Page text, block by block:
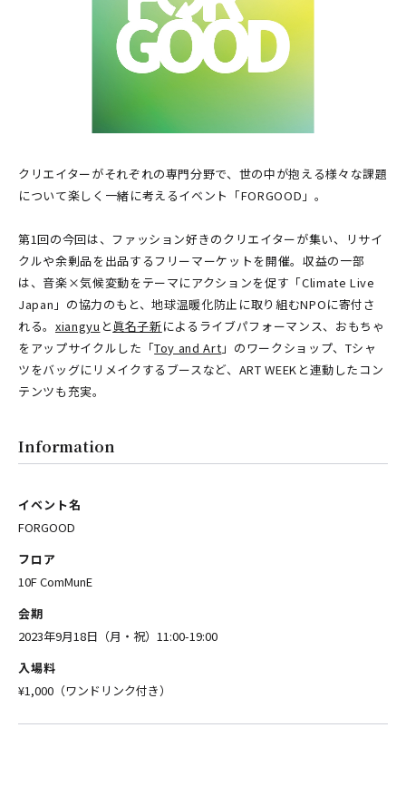
クリエイターがそれぞれの専門分野で、世の中が抱える様々な課題
について楽しく一緒に考えるイベント「FORGOOD」。
第1回の今回は、ファッション好きのクリエイターが集い、リサイ
クルや余剰品を出品するフリーマーケットを開催。収益の一部
は、音楽×気候変動をテーマにアクションを促す「Climate Live
Japan」の協力のもと、地球温暖化防止に取り組むNPOに寄付さ
れる。 xiangyu と眞名子新によるライブパフォーマンス、おもちゃ
をアップサイクルした「Toy and Art 」のワークショップ、Tシャ
ツをバッグにリメイクするブースなど、ART WEEKと連動したコン
テンツも充実。
Information
イベント名
FORGOOD
フロア
10F ComMunE
会期
2023年9月18日（月・祝）11:00-19:00
入場料
¥1,000（ワンドリンク付き）